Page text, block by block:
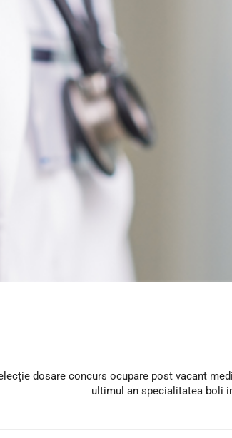
dosare concurs ocupare post vacant
ultimul an specialitatea boli